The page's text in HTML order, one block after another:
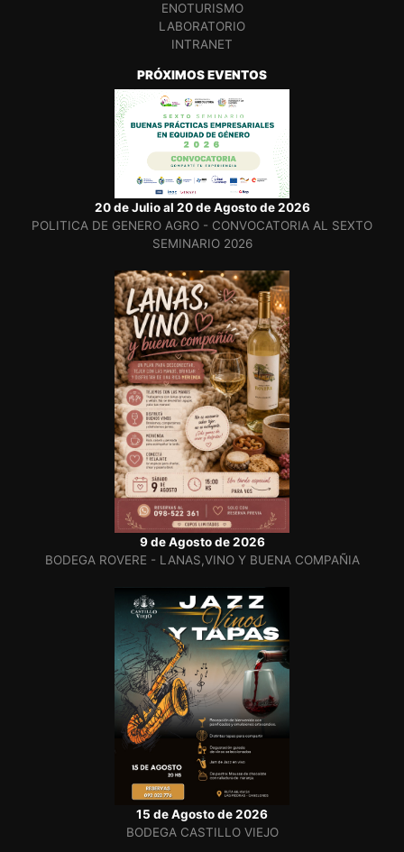
ENOTURISMO
LABORATORIO
INTRANET
PRÓXIMOS EVENTOS
20 de Julio al 20 de Agosto de 2026
POLITICA DE GENERO AGRO - CONVOCATORIA AL SEXTO
SEMINARIO 2026
9 de Agosto de 2026
BODEGA ROVERE - LANAS,VINO Y BUENA COMPAÑIA
15 de Agosto de 2026
BODEGA CASTILLO VIEJO